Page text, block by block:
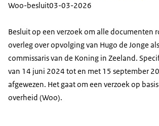
Woo-besluit03-03-2026
Besluit op een verzoek om alle documenten
overleg over opvolging van Hugo de Jonge
commissaris van de Koning in Zeeland.
van 14 juni 2024 tot en met 15 september
afgewezen. Het gaat om een verzoek op
overheid (Woo).